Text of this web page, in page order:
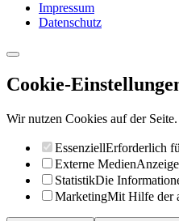
Impressum
Datenschutz
Cookie-
Wir nutzen Cookies auf der
EssenziellErforderlich
Externe Medien
StatistikDie
MarketingMit Hilfe der